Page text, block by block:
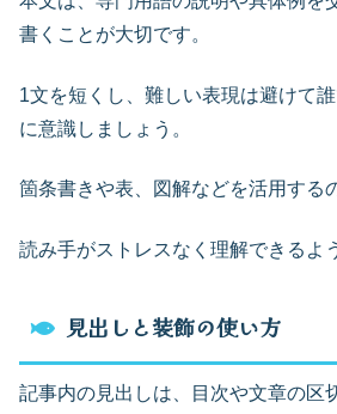
書くことが大切です。
1文を短くし、難しい表現は避けて
に意識しましょう。
箇条書きや表、図解などを活用する
読み手がストレスなく理解できるよ
見出しと装飾の使い方
記事内の見出しは、目次や文章の区